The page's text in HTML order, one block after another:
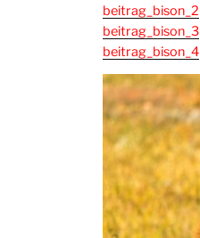
beitrag_bison_2
beitrag_bison_3
beitrag_bison_4